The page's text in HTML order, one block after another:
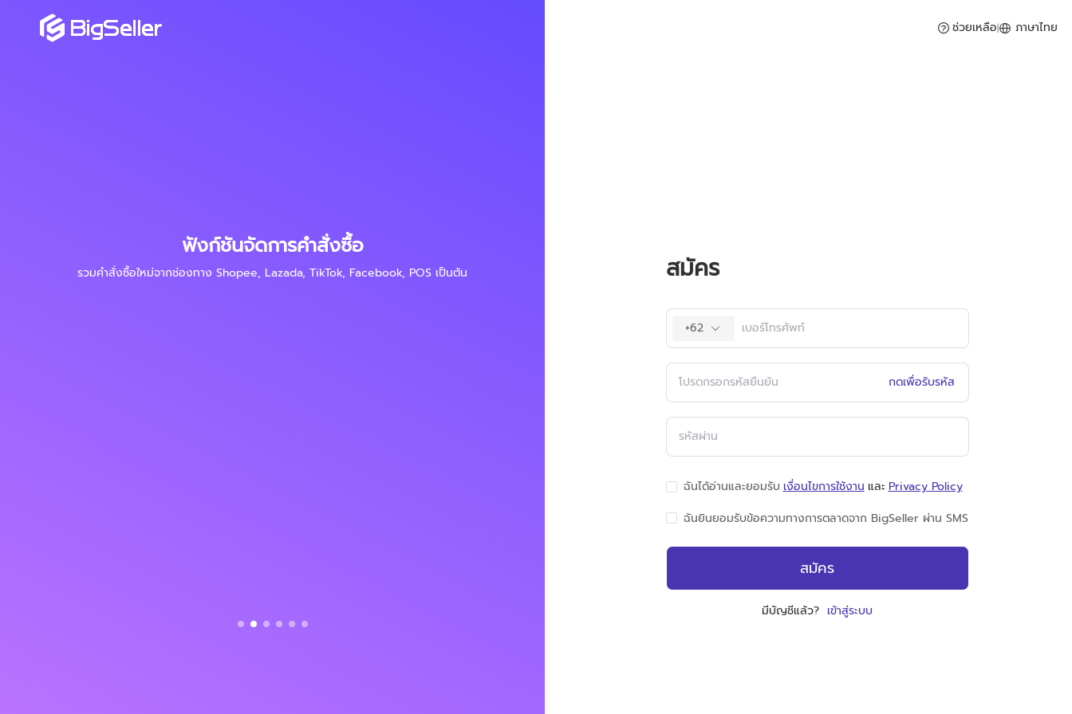
ฟังก์ชันจัดการคำสั่งซื้อ
รวมคำสั่งซื้อใหม่จากช่องทาง Shopee, Lazada, TikTok, Facebook, POS เป็นต้น จัดการคลังสินค้าแบบเรียลไทม์ พร้อม AI ให้คำแนะนำในการจัดซื้อ
ช่วยเหลือ| ภาษาไทย
สมัคร
+62
กดเพื่อรับรหัส
ฉันได้อ่านและยอมรับ เงื่อนไขการใช้งาน และ Privacy Policy
ฉันยินยอมรับข้อความทางการตลาดจาก BigSeller ผ่าน SMS
สมัคร
มีบัญชีแล้ว? เข้าสู่ระบบ